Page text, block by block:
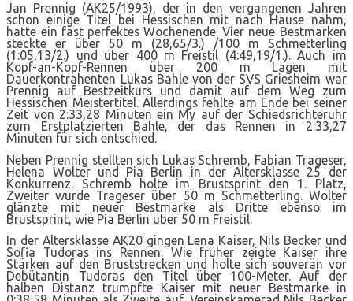
Jan Prennig (AK25/1993), der in den vergangenen Jahren
schon einige Titel bei Hessischen mit nach Hause nahm,
hatte ein fast perfektes Wochenende. Vier neue Bestmarken
steckte er über 50 m (28,65/3.) /100 m Schmetterling
(1:05,13/2.) und über 400 m Freistil (4:49,19/1.). Auch im
Kopf-an-Kopf-Rennen über 200 m Lagen mit
Dauerkontrahenten Lukas Bahle von der SVS Griesheim war
Prennig auf Bestzeitkurs und damit auf dem Weg zum
Hessischen Meistertitel. Allerdings fehlte am Ende bei seiner
Zeit von 2:33,28 Minuten ein My auf der Schiedsrichteruhr
zum Erstplatzierten Bahle, der das Rennen in 2:33,27
Minuten für sich entschied.
Neben Prennig stellten sich Lukas Schremb, Fabian Trageser,
Helena Wolter und Pia Berlin in der Altersklasse 25 der
Konkurrenz. Schremb holte im Brustsprint den 1. Platz,
Zweiter wurde Trageser über 50 m Schmetterling. Wolter
glänzte mit neuer Bestmarke als Dritte ebenso im
Brustsprint, wie Pia Berlin über 50 m Freistil.
In der Altersklasse AK20 gingen Lena Kaiser, Nils Becker und
Sofia Tudoras ins Rennen. Wie früher zeigte Kaiser ihre
Stärken auf den Bruststrecken und holte sich souverän vor
Debütantin Tudoras den Titel über 100-Meter. Auf der
halben Distanz trumpfte Kaiser mit neuer Bestmarke in